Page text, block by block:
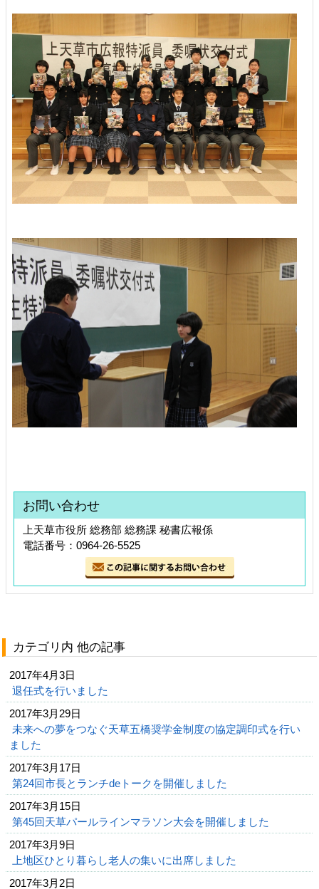
お問い合わせ
上天草市役所 総務部 総務課 秘書広報係
電話番号：0964-26-5525
カテゴリ内 他の記事
2017年4月3日
退任式を行いました
2017年3月29日
未来への夢をつなぐ天草五橋奨学金制度の協定調印式を行い
ました
2017年3月17日
第24回市長とランチdeトークを開催しました
2017年3月15日
第45回天草パールラインマラソン大会を開催しました
2017年3月9日
上地区ひとり暮らし老人の集いに出席しました
2017年3月2日